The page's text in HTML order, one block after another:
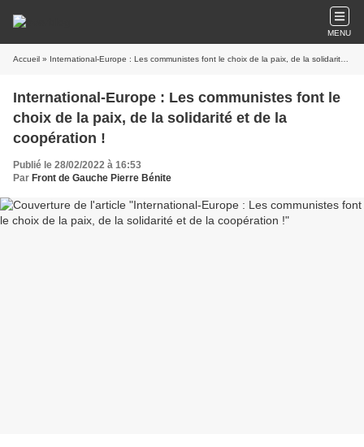
MENU
Accueil » International-Europe : Les communistes font le choix de la paix, de la solidarité et de la coopération !
International-Europe : Les communistes font le
choix de la paix, de la solidarité et de la
coopération !
Publié le 28/02/2022 à 16:53
Par Front de Gauche Pierre Bénite